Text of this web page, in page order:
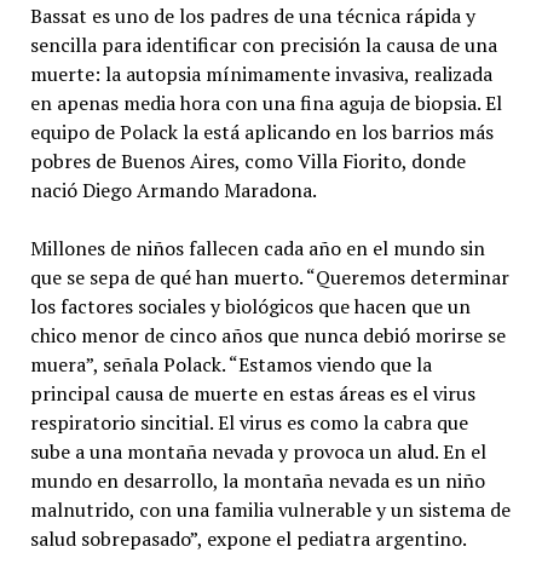
Bassat es uno de los padres de una técnica rápida y
sencilla para identificar con precisión la causa de una
muerte: la autopsia mínimamente invasiva, realizada
en apenas media hora con una fina aguja de biopsia. El
equipo de Polack la está aplicando en los barrios más
pobres de Buenos Aires, como Villa Fiorito, donde
nació Diego Armando Maradona.
Millones de niños fallecen cada año en el mundo sin
que se sepa de qué han muerto. “Queremos determinar
los factores sociales y biológicos que hacen que un
chico menor de cinco años que nunca debió morirse se
muera”, señala Polack. “Estamos viendo que la
principal causa de muerte en estas áreas es el virus
respiratorio sincitial. El virus es como la cabra que
sube a una montaña nevada y provoca un alud. En el
mundo en desarrollo, la montaña nevada es un niño
malnutrido, con una familia vulnerable y un sistema de
salud sobrepasado”, expone el pediatra argentino.